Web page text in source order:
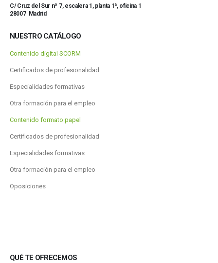
C/ Cruz del Sur nº 7, escalera 1, planta 1ª, oficina 1
28007 Madrid
NUESTRO CATÁLOGO
Contenido digital SCORM
Certificados de profesionalidad
Especialidades formativas
Otra formación para el empleo
Contenido formato papel
Certificados de profesionalidad
Especialidades formativas
Otra formación para el empleo
Oposiciones
QUÉ TE OFRECEMOS